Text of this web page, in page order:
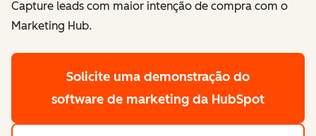
Capture leads com maior intenção de compra com o
Marketing Hub.
Solicite uma demonstração do
software de marketing da HubSpot